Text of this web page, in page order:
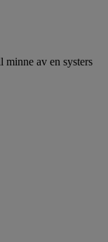
av en systers